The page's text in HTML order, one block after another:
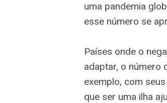
uma pandemia
esse número se
Países onde o
adaptar, o número
exemplo, com
que ser uma ilha